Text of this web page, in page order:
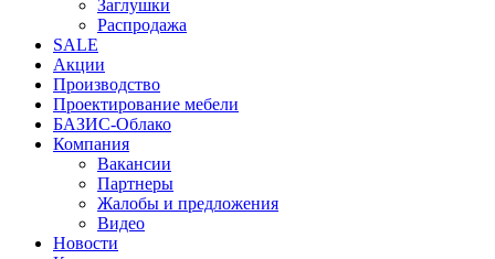
Заглушки
Распродажа
SALE
Акции
Производство
Проектирование мебели
БАЗИС-Облако
Компания
Вакансии
Партнеры
Жалобы и предложения
Видео
Новости